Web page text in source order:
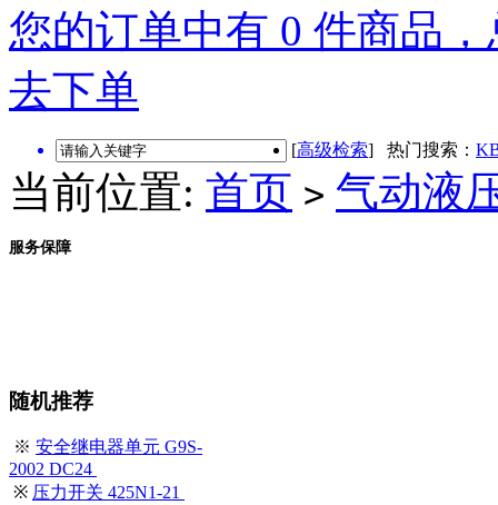
您的订单中有 0 件商品
去下单
[高级检索] 热门搜索：
当前位置: 首页 > 气动液
服务保障
随机推荐
※ 安全继电器单元 G9S-
2002 DC24
※ 压力开关 425N1-21